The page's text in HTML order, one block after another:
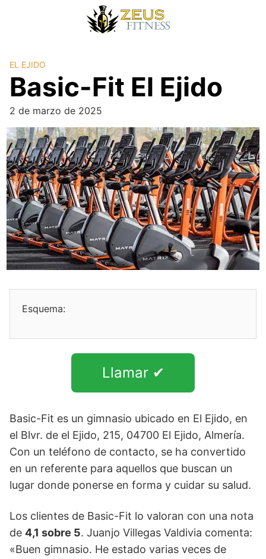
EL EJIDO
Basic-Fit El Ejido
2 de marzo de 2025
Esquema:
Llamar ✔
Basic-Fit es un gimnasio ubicado en El Ejido, en
el Blvr. de el Ejido, 215, 04700 El Ejido, Almería.
Con un teléfono de contacto, se ha convertido
en un referente para aquellos que buscan un
lugar donde ponerse en forma y cuidar su salud.
Los clientes de Basic-Fit lo valoran con una nota
de 4,1 sobre 5. Juanjo Villegas Valdivia comenta:
«Buen gimnasio. He estado varias veces de